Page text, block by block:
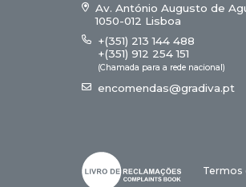
Av. António Augusto de
1050-012 Lisboa
+(351) 213 144 488
+(351) 912 254 151
(Chamada para a rede nacional)
encomendas@gradiva.pt
Termos